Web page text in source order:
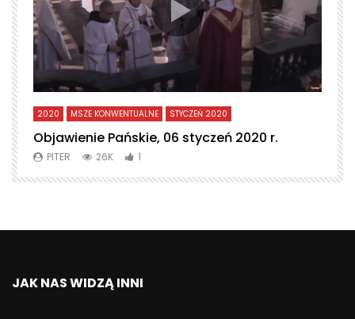
2020 MSZE KONWENTUALNE STYCZEŃ 2020
Objawienie Pańskie, 06 styczeń 2020 r.
PITER 26K 1
JAK NAS WIDZĄ INNI